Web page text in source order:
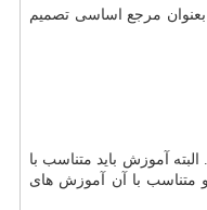
بعنوان مرجع اساسی تصمیم
آموزش باید متناسب با
متناسب با آن آموزش های